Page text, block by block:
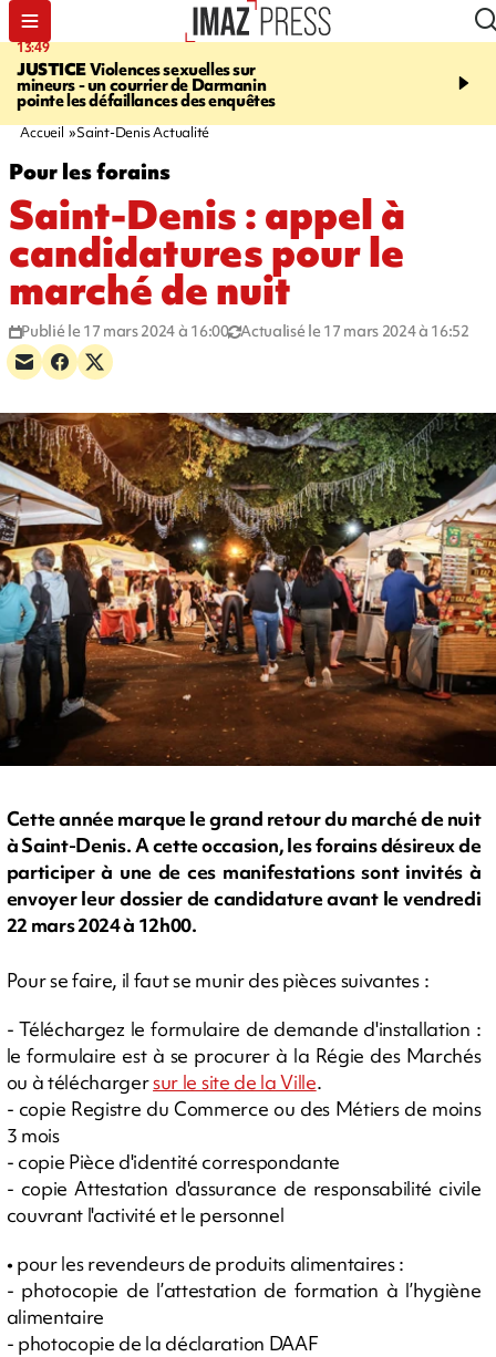
13:49
JUSTICEViolences sexuelles sur
mineurs - un courrier de Darmanin
pointe les défaillances des enquêtes
17:59
Corniche - la route du
Accueil Saint-Denis Actualité
Pour les forains
Saint-Denis : appel à
candidatures pour le
marché de nuit
Publié le 17 mars 2024 à 16:00 Actualisé le 17 mars 2024 à 16:52
Cette année marque le grand retour du marché de nuit
à Saint-Denis. A cette occasion, les forains désireux de
participer à une de ces manifestations sont invités à
envoyer leur dossier de candidature avant le vendredi
22 mars 2024 à 12h00.
Pour se faire, il faut se munir des pièces suivantes :
- Téléchargez le formulaire de demande d'installation :
le formulaire est à se procurer à la Régie des Marchés
ou à téléchargersur le site de la Ville.
- copie Registre du Commerce ou des Métiers de moins
3 mois
- copie Pièce d'identité correspondante
- copie Attestation d'assurance de responsabilité civile
couvrant l'activité et le personnel
• pour les revendeurs de produits alimentaires :
- photocopie de l’attestation de formation à l’hygiène
alimentaire
- photocopie de la déclaration DAAF